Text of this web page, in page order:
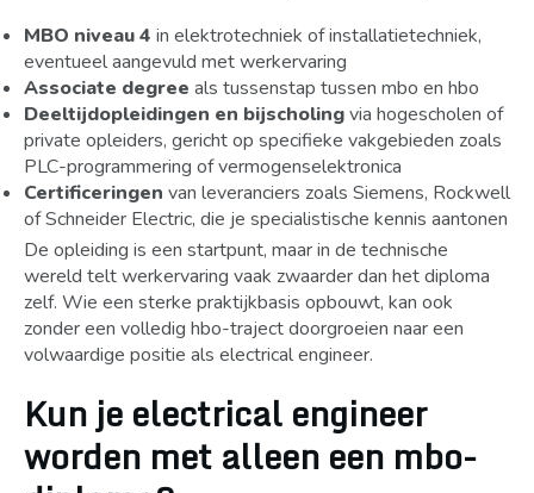
MBO niveau 4 in elektrotechniek of installatietechniek,
eventueel aangevuld met werkervaring
Associate degree als tussenstap tussen mbo en hbo
Deeltijdopleidingen en bijscholingvia hogescholen of
private opleiders, gericht op specifieke vakgebieden zoals
PLC-programmering of vermogenselektronica
Certificeringen van leveranciers zoals Siemens, Rockwell
of Schneider Electric, die je specialistische kennis aantonen
De opleiding is een startpunt, maar in de technische
wereld telt werkervaring vaak zwaarder dan het diploma
zelf. Wie een sterke praktijkbasis opbouwt, kan ook
zonder een volledig hbo-traject doorgroeien naar een
volwaardige positie als electrical engineer.
Kun je electrical engineer
worden met alleen een mbo-